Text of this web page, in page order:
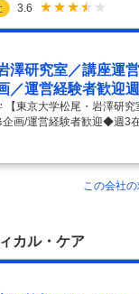
3.6
澤研究室／講座運
／運営経験者歓迎
【東京大学松尾・岩澤研
画/運営経験者歓迎◆週3
岩澤研究室】講座運営・
迎◆週3在宅勤務可 【具体
する年間30以上の講義開
併用可能～ ■業務概要：
名を超える大規模な講座
この会社
カル・ケア